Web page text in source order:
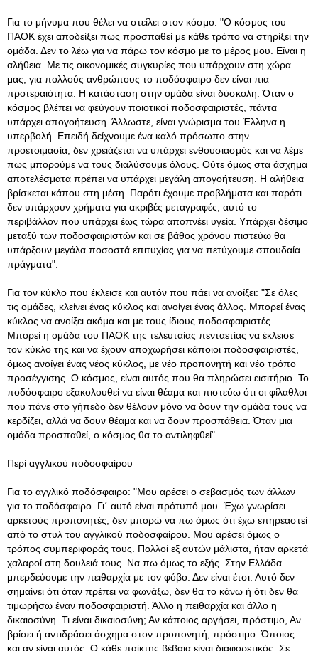
Για το μήνυμα που θέλει να στείλει στον κόσμο: "Ο κόσμος του
ΠΑΟΚ έχει αποδείξει πως προσπαθεί με κάθε τρόπο να στηρίξει την
ομάδα. Δεν το λέω για να πάρω τον κόσμο με το μέρος μου. Είναι η
αλήθεια. Με τις οικονομικές συγκυρίες που υπάρχουν στη χώρα
μας, για πολλούς ανθρώπους το ποδόσφαιρο δεν είναι πια
προτεραιότητα. Η κατάσταση στην ομάδα είναι δύσκολη. Όταν ο
κόσμος βλέπει να φεύγουν ποιοτικοί ποδοσφαιριστές, πάντα
υπάρχει απογοήτευση. Άλλωστε, είναι γνώρισμα του Έλληνα η
υπερβολή. Επειδή δείχνουμε ένα καλό πρόσωπο στην
προετοιμασία, δεν χρειάζεται να υπάρχει ενθουσιασμός και να λέμε
πως μπορούμε να τους διαλύσουμε όλους. Ούτε όμως στα άσχημα
αποτελέσματα πρέπει να υπάρχει μεγάλη απογοήτευση. Η αλήθεια
βρίσκεται κάπου στη μέση. Παρότι έχουμε προβλήματα και παρότι
δεν υπάρχουν χρήματα για ακριβές μεταγραφές, αυτό το
περιβάλλον που υπάρχει έως τώρα αποπνέει υγεία. Υπάρχει δέσιμο
μεταξύ των ποδοσφαιριστών και σε βάθος χρόνου πιστεύω θα
υπάρξουν μεγάλα ποσοστά επιτυχίας για να πετύχουμε σπουδαία
πράγματα".
Για τον κύκλο που έκλεισε και αυτόν που πάει να ανοίξει: "Σε όλες
τις ομάδες, κλείνει ένας κύκλος και ανοίγει ένας άλλος. Μπορεί ένας
κύκλος να ανοίξει ακόμα και με τους ίδιους ποδοσφαιριστές.
Μπορεί η ομάδα του ΠΑΟΚ της τελευταίας πενταετίας να έκλεισε
τον κύκλο της και να έχουν αποχωρήσει κάποιοι ποδοσφαιριστές,
όμως ανοίγει ένας νέος κύκλος, με νέο προπονητή και νέο τρόπο
προσέγγισης. Ο κόσμος, είναι αυτός που θα πληρώσει εισιτήριο. Το
ποδόσφαιρο εξακολουθεί να είναι θέαμα και πιστεύω ότι οι φίλαθλοι
που πάνε στο γήπεδο δεν θέλουν μόνο να δουν την ομάδα τους να
κερδίζει, αλλά να δουν θέαμα και να δουν προσπάθεια. Όταν μια
ομάδα προσπαθεί, ο κόσμος θα το αντιληφθεί".
Περί αγγλικού ποδοσφαίρου
Για το αγγλικό ποδόσφαιρο: "Μου αρέσει ο σεβασμός των άλλων
για το ποδόσφαιρο. Γι΄ αυτό είναι πρότυπό μου. Έχω γνωρίσει
αρκετούς προπονητές, δεν μπορώ να πω όμως ότι έχω επηρεαστεί
από το στυλ του αγγλικού ποδοσφαίρου. Μου αρέσει όμως ο
τρόπος συμπεριφοράς τους. Πολλοί εξ αυτών μάλιστα, ήταν αρκετά
χαλαροί στη δουλειά τους. Να πω όμως το εξής. Στην Ελλάδα
μπερδεύουμε την πειθαρχία με τον φόβο. Δεν είναι έτσι. Αυτό δεν
σημαίνει ότι όταν πρέπει να φωνάξω, δεν θα το κάνω ή ότι δεν θα
τιμωρήσω έναν ποδοσφαιριστή. Άλλο η πειθαρχία και άλλο η
δικαιοσύνη. Τι είναι δικαιοσύνη; Αν κάποιος αργήσει, πρόστιμο, Αν
βρίσει ή αντιδράσει άσχημα στον προπονητή, πρόστιμο. Όποιος
και αν είναι αυτός. Ο κάθε παίκτης βέβαια είναι διαφορετικός. Σε